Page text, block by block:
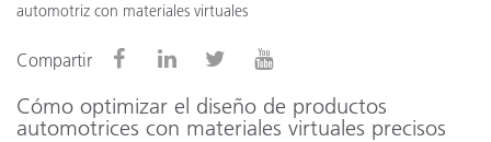
automotriz con materiales virtuales
Compartir
Cómo optimizar el diseño de productos
automotrices con materiales virtuales precisos